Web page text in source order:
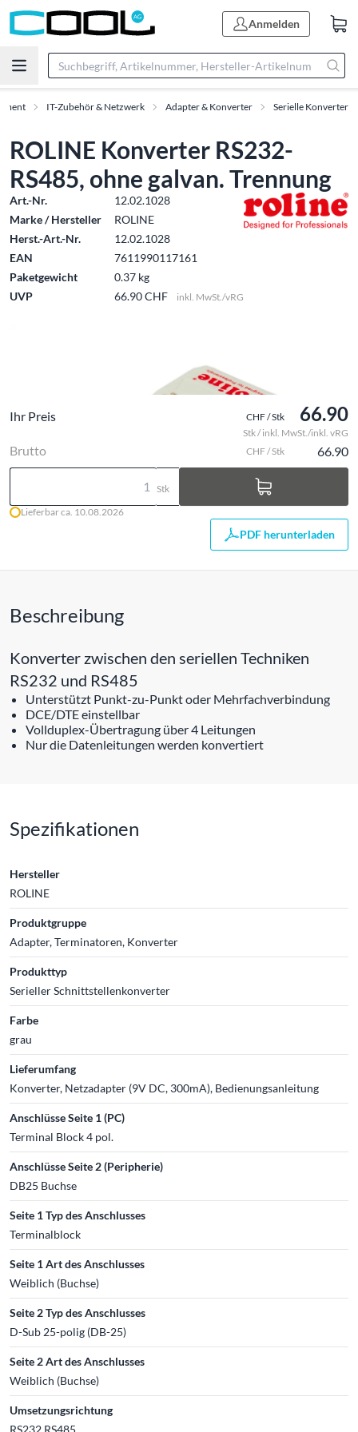
Anmelden
IT-Zubehör & Netzwerk Adapter & Konverter Serielle Konverter
ROLINE Konverter RS232-
RS485, ohne galvan. Trennung
Art.-Nr.
12.02.1028
Marke / Hersteller
ROLINE
Herst.-Art.-Nr.
12.02.1028
EAN
7611990117161
Paketgewicht
0.37 kg
UVP
66.90 CHF inkl. MwSt./vRG
Ihr Preis CHF / Stk 66.90
Stk / inkl. MwSt./inkl. vRG
Brutto CHF / Stk 66.90
Stk
Lieferbar ca. 10.08.2026
PDF herunterladen
Beschreibung
Konverter zwischen den seriellen Techniken
RS232 und RS485
Unterstützt Punkt-zu-Punkt oder Mehrfachverbindung
DCE/DTE einstellbar
Vollduplex-Übertragung über 4 Leitungen
Nur die Datenleitungen werden konvertiert
Spezifikationen
Hersteller
ROLINE
Produktgruppe
Adapter, Terminatoren, Konverter
Produkttyp
Serieller Schnittstellenkonverter
Farbe
grau
Lieferumfang
Konverter, Netzadapter (9V DC, 300mA), Bedienungsanleitung
Anschlüsse Seite 1 (PC)
Terminal Block 4 pol.
Anschlüsse Seite 2 (Peripherie)
DB25 Buchse
Seite 1 Typ des Anschlusses
Terminalblock
Seite 1 Art des Anschlusses
Weiblich (Buchse)
Seite 2 Typ des Anschlusses
D-Sub 25-polig (DB-25)
Seite 2 Art des Anschlusses
Weiblich (Buchse)
Umsetzungsrichtung
RS232 RS485